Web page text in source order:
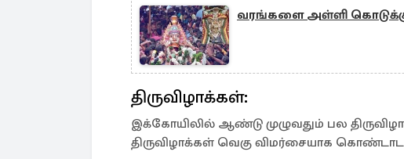
வரங்களை அள்ளி
திருவிழாக்கள்:
இக்கோயிலில் ஆண்டு முழுவதும் பல
திருவிழாக்கள் வெகு விமர்சையாக